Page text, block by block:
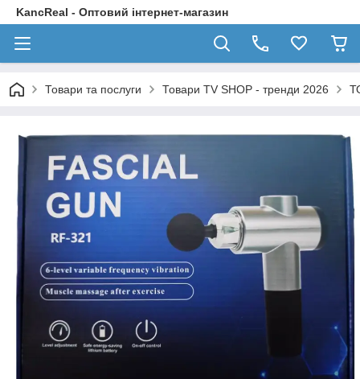
KancReal - Оптовий інтернет-магазин
Товари та послуги Товари TV SHOP - тренди 2026